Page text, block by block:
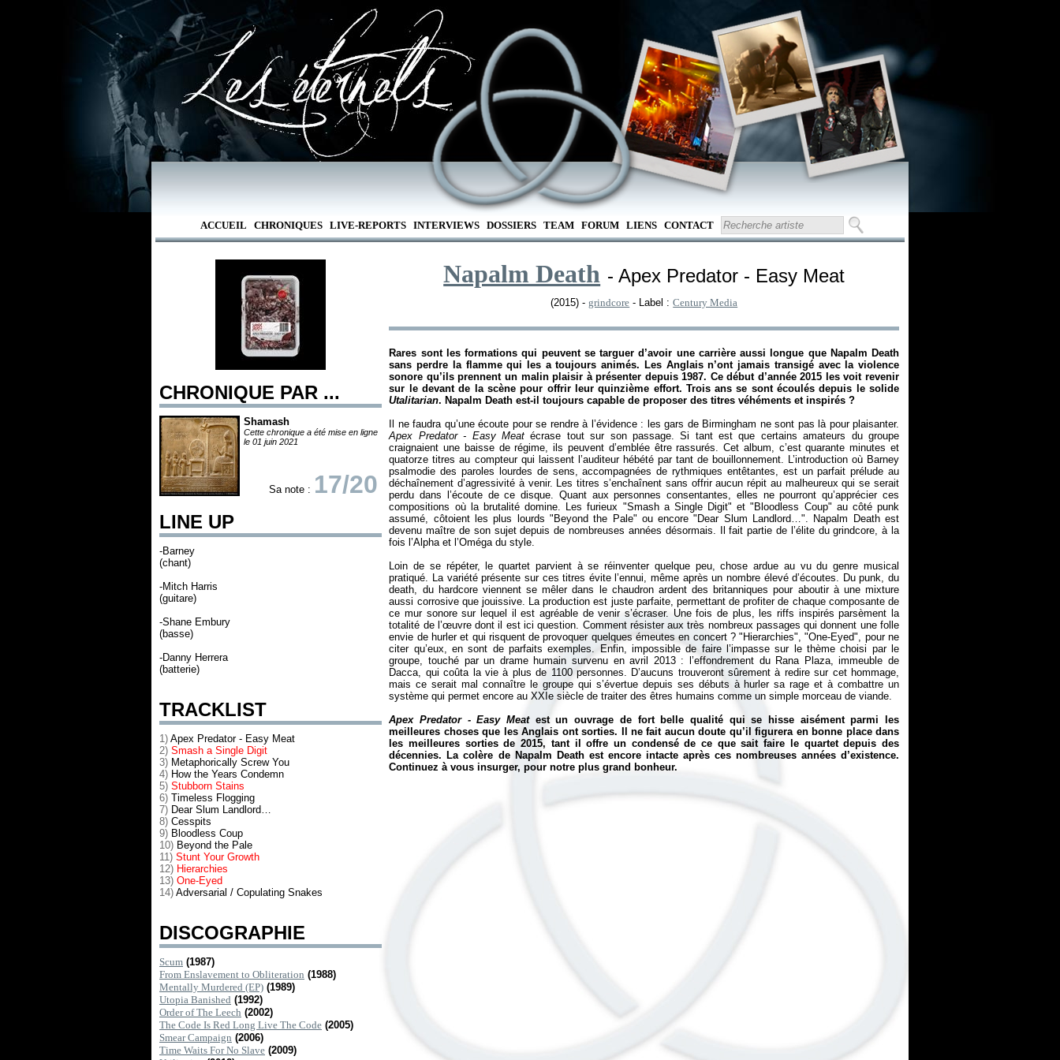
ACCUEIL CHRONIQUES LIVE-REPORTS INTERVIEWS DOSSIERS TEAM FORUM LIENS CONTACT
CHRONIQUE PAR ...
Shamash
Cette chronique a été mise en ligne
le 01 juin 2021
Sa note : 17/20
LINE UP
-Barney
(chant)
-Mitch Harris
(guitare)
-Shane Embury
(basse)
-Danny Herrera
(batterie)
TRACKLIST
1) Apex Predator - Easy Meat
2) Smash a Single Digit
3) Metaphorically Screw You
4) How the Years Condemn
5) Stubborn Stains
6) Timeless Flogging
7) Dear Slum Landlord…
8) Cesspits
9) Bloodless Coup
10) Beyond the Pale
11) Stunt Your Growth
12) Hierarchies
13) One-Eyed
14) Adversarial / Copulating Snakes
DISCOGRAPHIE
Scum (1987)
From Enslavement to Obliteration (1988)
Mentally Murdered (EP) (1989)
Utopia Banished (1992)
Order of The Leech (2002)
The Code Is Red Long Live The Code (2005)
Smear Campaign (2006)
Time Waits For No Slave (2009)
Napalm Death - Apex Predator - Easy Meat
(2015) - grindcore - Label :Century Media
Rares sont les formations qui peuvent se targuer d’avoir une carrière aussi longue que Napalm Death
sans perdre la flamme qui les a toujours animés. Les Anglais n’ont jamais transigé avec la violence
sonore qu’ils prennent un malin plaisir à présenter depuis 1987. Ce début d’année 2015 les voit revenir
sur le devant de la scène pour offrir leur quinzième effort. Trois ans se sont écoulés depuis le solide
Utalitarian. Napalm Death est-il toujours capable de proposer des titres véhéments et inspirés ?
Il ne faudra qu’une écoute pour se rendre à l’évidence : les gars de Birmingham ne sont pas là pour plaisanter.
Apex Predator - Easy Meatécrase tout sur son passage. Si tant est que certains amateurs du groupe
craignaient une baisse de régime, ils peuvent d’emblée être rassurés. Cet album, c’est quarante minutes et
quatorze titres au compteur qui laissent l’auditeur hébété par tant de bouillonnement. L’introduction où Barney
psalmodie des paroles lourdes de sens, accompagnées de rythmiques entêtantes, est un parfait prélude au
déchaînement d’agressivité à venir. Les titres s’enchaînent sans offrir aucun répit au malheureux qui se serait
perdu dans l’écoute de ce disque. Quant aux personnes consentantes, elles ne pourront qu’apprécier ces
compositions où la brutalité domine. Les furieux "Smash a Single Digit" et "Bloodless Coup" au côté punk
assumé, côtoient les plus lourds "Beyond the Pale" ou encore "Dear Slum Landlord…". Napalm Death est
devenu maître de son sujet depuis de nombreuses années désormais. Il fait partie de l’élite du grindcore, à la
fois l’Alpha et l’Oméga du style.
Loin de se répéter, le quartet parvient à se réinventer quelque peu, chose ardue au vu du genre musical
pratiqué. La variété présente sur ces titres évite l’ennui, même après un nombre élevé d’écoutes. Du punk, du
death, du hardcore viennent se mêler dans le chaudron ardent des britanniques pour aboutir à une mixture
aussi corrosive que jouissive. La production est juste parfaite, permettant de profiter de chaque composante de
ce mur sonore sur lequel il est agréable de venir s’écraser. Une fois de plus, les riffs inspirés parsèment la
totalité de l’œuvre dont il est ici question. Comment résister aux très nombreux passages qui donnent une folle
envie de hurler et qui risquent de provoquer quelques émeutes en concert ? "Hierarchies", "One-Eyed", pour ne
citer qu’eux, en sont de parfaits exemples. Enfin, impossible de faire l’impasse sur le thème choisi par le
groupe, touché par un drame humain survenu en avril 2013 : l’effondrement du Rana Plaza, immeuble de
Dacca, qui coûta la vie à plus de 1100 personnes. D’aucuns trouveront sûrement à redire sur cet hommage,
mais ce serait mal connaître le groupe qui s’évertue depuis ses débuts à hurler sa rage et à combattre un
système qui permet encore au XXIe siècle de traiter des êtres humains comme un simple morceau de viande.
Apex Predator - Easy Meatest un ouvrage de fort belle qualité qui se hisse aisément parmi les
meilleures choses que les Anglais ont sorties. Il ne fait aucun doute qu’il figurera en bonne place dans
les meilleures sorties de 2015, tant il offre un condensé de ce que sait faire le quartet depuis des
décennies. La colère de Napalm Death est encore intacte après ces nombreuses années d’existence.
Continuez à vous insurger, pour notre plus grand bonheur.